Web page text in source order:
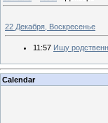
22 Декабря, Воскресенье
11:57 Ищу
Calendar